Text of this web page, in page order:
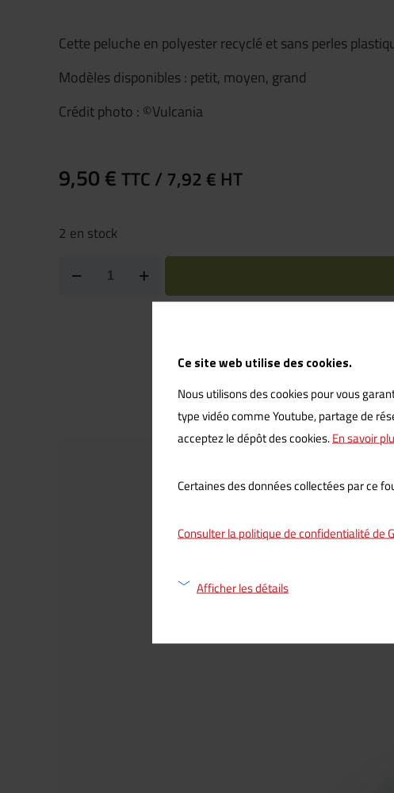
Ce site web utilise des cookies.
Nous utilisons des cookies pour vous
type vidéo comme Youtube, partage de
acceptez le dépôt des cookies.En savoir
Certaines des données collectées par ce
Consulter la politique de confidentialité de
Afficher les détails
Cette peluche en polyester recyclé et sans perles
Modèles disponibles : petit, moyen, grand
Crédit photo : ©Vulcania
9,50€ TTC / 7,92 € HT
2 en stock